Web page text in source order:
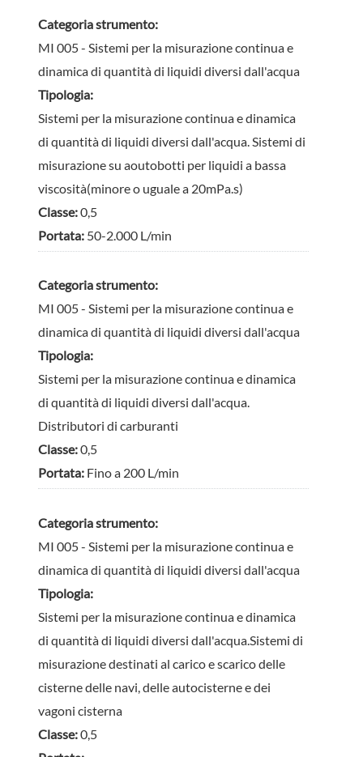
Categoria strumento:
MI 005 - Sistemi per la misurazione continua e
dinamica di quantità di liquidi diversi dall'acqua
Tipologia:
Sistemi per la misurazione continua e dinamica
di quantità di liquidi diversi dall'acqua. Sistemi di
misurazione su aoutobotti per liquidi a bassa
viscosità(minore o uguale a 20mPa.s)
Classe:0,5
Portata: 50-2.000 L/min
Categoria strumento:
MI 005 - Sistemi per la misurazione continua e
dinamica di quantità di liquidi diversi dall'acqua
Tipologia:
Sistemi per la misurazione continua e dinamica
di quantità di liquidi diversi dall'acqua.
Distributori di carburanti
Classe:0,5
Portata: Fino a 200 L/min
Categoria strumento:
MI 005 - Sistemi per la misurazione continua e
dinamica di quantità di liquidi diversi dall'acqua
Tipologia:
Sistemi per la misurazione continua e dinamica
di quantità di liquidi diversi dall'acqua.Sistemi di
misurazione destinati al carico e scarico delle
cisterne delle navi, delle autocisterne e dei
vagoni cisterna
Classe:0,5